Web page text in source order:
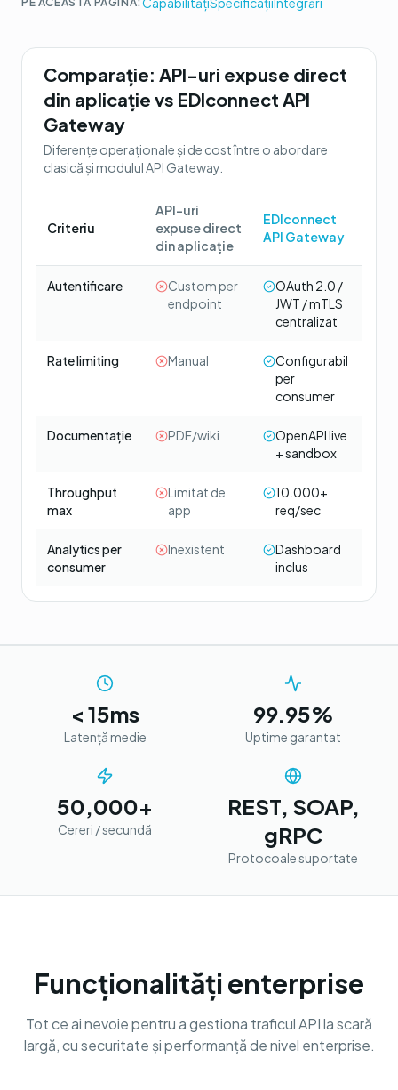
Comparație: API-uri expuse direct
din aplicație vs EDIconnect API
Gateway
Diferențe operaționale și de cost între o abordare
clasică și modululAPI Gateway
Criteriu
API-uri
expuse direct
din aplicație
EDIconnect
API Gateway
Autentificare
Custom per
endpoint
OAuth 2.0 /
JWT / mTLS
centralizat
Rate limiting Manual
Configurabil
per
consumer
Documentație PDF/wiki
OpenAPI live
+ sandbox
Throughput
max
Limitat de
app
10.000+
req/sec
Analytics per
consumer
Inexistent
Dashboard
inclus
< 15ms
Latență medie
99.95%
Uptime garantat
50,000+
Cereri / secundă
REST, SOAP,
gRPC
Protocoale suportate
Funcționalități enterprise
Tot ce ai nevoie pentru a gestiona traficul API la scară
largă, cu securitate și performanță de nivel enterprise.